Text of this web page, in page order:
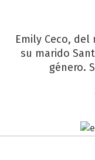
Emily Ceco,
su marido
género.